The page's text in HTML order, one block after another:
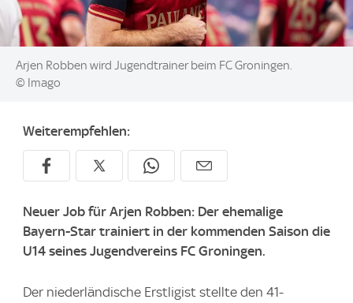
Image:
Arjen Robben wird Jugendtrainer beim FC Groningen.
© Imago
Weiterempfehlen:
Neuer Job für Arjen Robben: Der ehemalige
Bayern-Star trainiert in der kommenden Saison die
U14 seines Jugendvereins FC Groningen.
Der niederländische Erstligist stellte den 41-